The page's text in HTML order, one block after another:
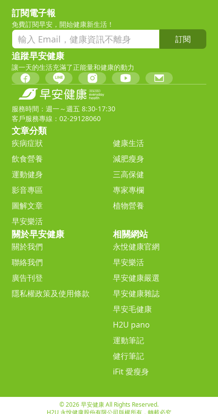
訂閱電子報
免費訂閱早安，開始健康新生活！
訂閱
追蹤早安健康
讓一天的生活充滿了正能量和健康的動力
服務時間：週一～週五 8:30-17:30
客戶服務專線：02-29128060
文章分類
疾病症狀
健康生活
飲食營養
減肥瘦身
運動健身
三高保健
影音專區
專家專欄
圖解文章
植物營養
早安樂活
關於早安健康
關於我們
聯絡我們
廣告刊登
隱私權政策及使用條款
相關網站
永悅健康官網
早安樂活
早安健康嚴選
早安健康雜誌
早安毛健康
H2U pano
運動筆記
健行筆記
iFit 愛瘦身
© 2026 早安健康 All Rights Reserved.
H2U 永悅健康股份有限公司版權所有，轉載必究